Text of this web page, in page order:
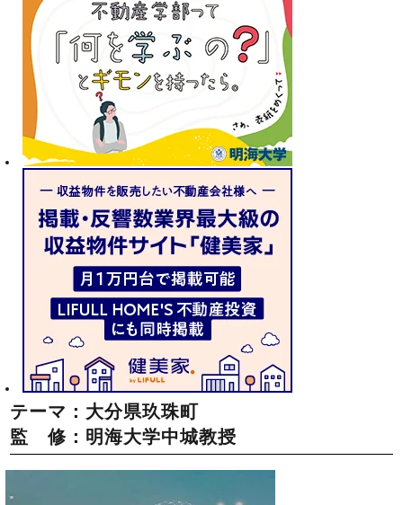
テーマ：大分県玖珠町
監 修：明海大学中城教授